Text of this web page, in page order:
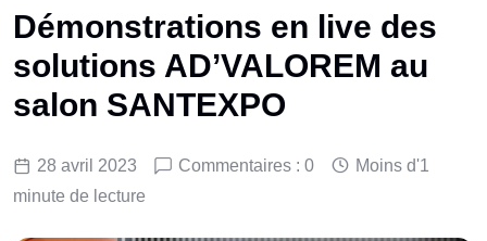
Démonstrations en live des
solutions AD’VALOREM au
salon SANTEXPO
28 avril 2023 Commentaires : 0
Moins d'1
minute de lecture